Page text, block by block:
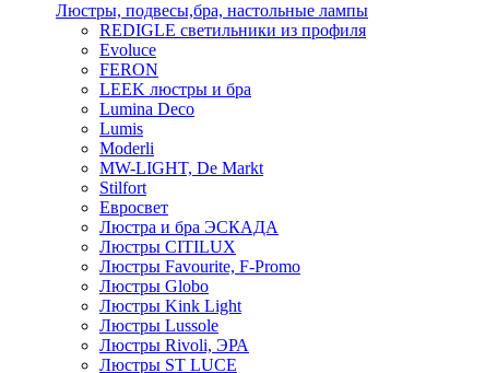
Люстры, подвесы,бра, настольные лампы
REDIGLE светильники из профиля
Evoluce
FERON
LEEK люстры и бра
Lumina Deco
Lumis
Moderli
MW-LIGHT, De Markt
Stilfort
Евросвет
Люстра и бра ЭСКАДА
Люстры CITILUX
Люстры Favourite, F-Promo
Люстры Globo
Люстры Kink Light
Люстры Lussole
Люстры Rivoli, ЭРА
Люстры ST LUCE